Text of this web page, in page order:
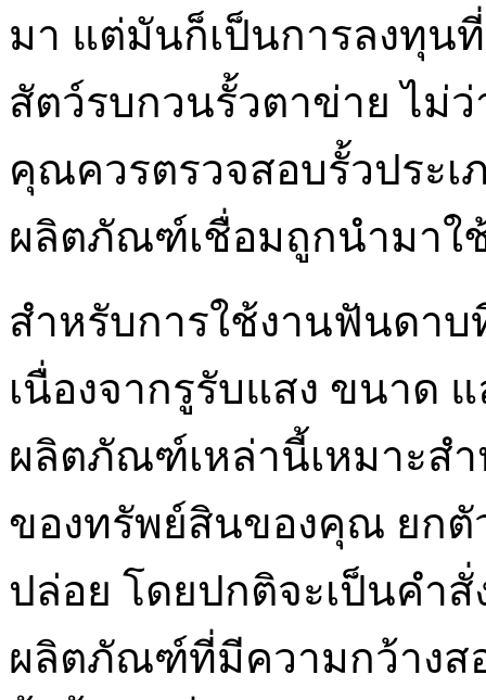
มา แต่มันก็เป็นการลงทุน
สัตว์รบกวนรั้วตาข่าย ไม่
คุณควรตรวจสอบรั้วประ
ผลิตภัณฑ์เชื่อมถูกนำมาใ
สำหรับการใช้งานฟันดา
เนื่องจากรูรับแสง ขนาด
ผลิตภัณฑ์เหล่านี้เหมาะส
ของทรัพย์สินของคุณ ยกตั
ปล่อย โดยปกติจะเป็นคำ
ผลิตภัณฑ์ที่มีความกว้างส